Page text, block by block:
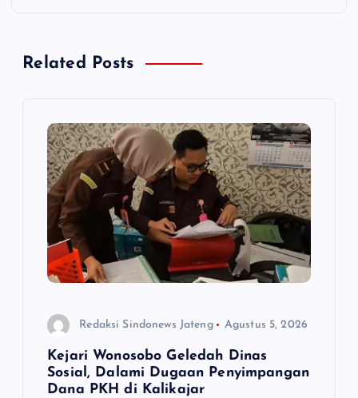
sRelated Posts
Redaksi Sindonews Jateng Agustus 5, 2026
Kejari Wonosobo Geledah Dinas
Sosial, Dalami Dugaan Penyimpangan
Dana PKH di Kalikajar